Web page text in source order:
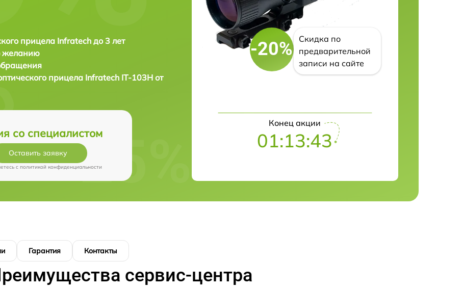
прицела Infratech до 3 лет
желанию
прицела Infratech IT-103Н от
со специалистом
Оставить заявку
c политикой конфиденциальности
-20%
Скидка по
предварительной
записи на сайте
Конец акции
01:13:42
Гарантия Контакты
сервис-центра